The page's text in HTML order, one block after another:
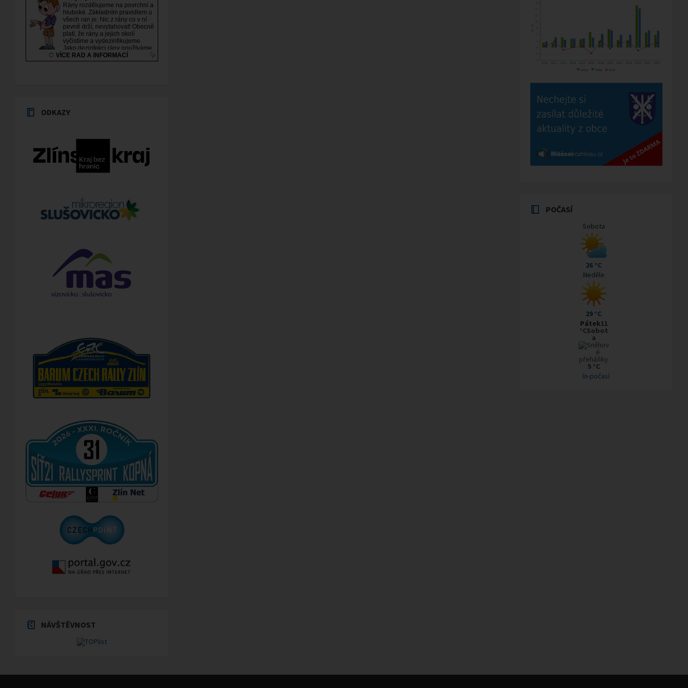
ODKAZY
NÁVŠTĚVNOST
POČASÍ
Sobota
26 °C
Neděle
29 °C
Pátek11
°CSobot
a
5 °C
In-počasí